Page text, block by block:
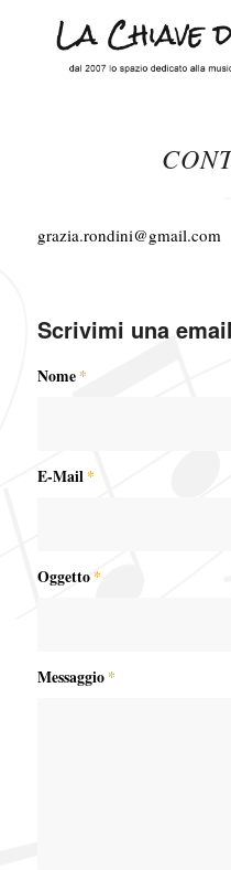
grazia.rondini@gmail.com
Scrivimi una email
Nome *
E-Mail *
Oggetto*
Messaggio *